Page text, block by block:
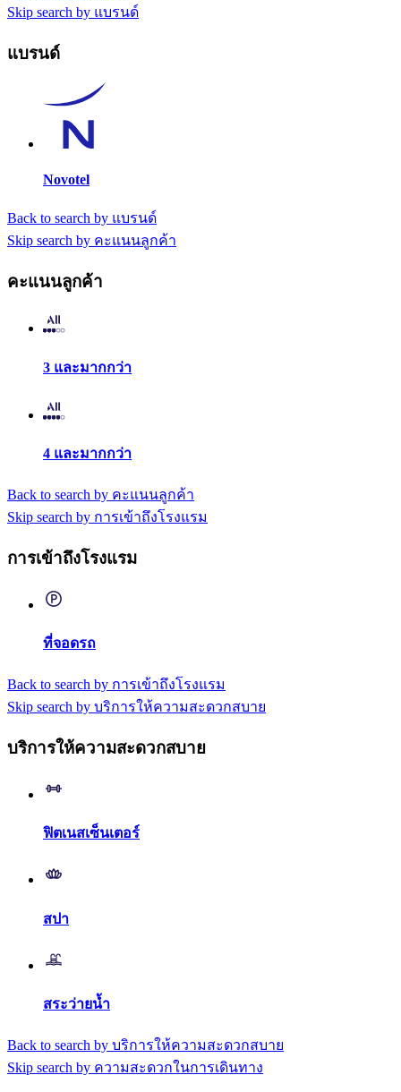
Skip search by แบรนด์
แบรนด์
Novotel
Back to search by แบรนด์
Skip search by คะแนนลูกค้า
คะแนนลูกค้า
3 และมากกว่า
4 และมากกว่า
Back to search by คะแนนลูกค้า
Skip search by การเข้าถึงโรงแรม
การเข้าถึงโรงแรม
ที่จอดรถ
Back to search by การเข้าถึงโรงแรม
Skip search by บริการให้ความสะดวกสบาย
บริการให้ความสะดวกสบาย
ฟิตเนสเซ็นเตอร์
สปา
สระว่ายน้ำ
Back to search by บริการให้ความสะดวกสบาย
Skip search by ความสะดวกในการเดินทาง